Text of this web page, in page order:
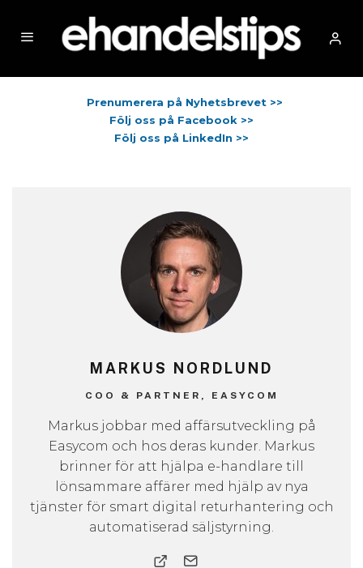
Prenumerera på Nyhetsbrevet >>
Följ oss på Facebook >>
Följ oss på LinkedIn >>
MARKUS NORDLUND
COO & PARTNER, EASYCOM
Markus jobbar med affärsutveckling på
Easycom och hos deras kunder. Markus
brinner för att hjälpa e-handlare till
lönsammare affärer med hjälp av nya
tjänster för smart digital returhantering och
automatiserad säljstyrning.